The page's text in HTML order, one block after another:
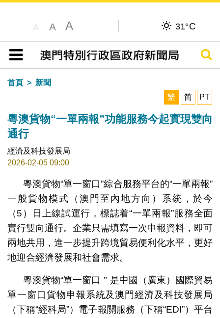
A A A 31°C
目錄
搜尋
首頁
新聞
繁
简 PT
粵澳貨物“一單兩報”功能服務今起實現雙向
通行
經濟及科技發展局
2026-02-05 09:00
粵澳貨物“單一窗口”綜合服務平台的“一單兩報”
一般貨物模式（澳門至內地方向）系統，於今
（5）日上線試運行，標誌着“一單兩報”服務全面
實行雙向通行。企業只需填寫一次申報資料，即可
兩地共用，進一步提升跨境貿易便利化水平，更好
地迎合經濟發展和社會需求。
粵澳貨物“單一窗口＂是中國（廣東）國際貿易
單一窗口貨物申報系統及澳門經濟及科技發展局
（下稱“經科局”）電子報關服務（下稱“EDI”）平台